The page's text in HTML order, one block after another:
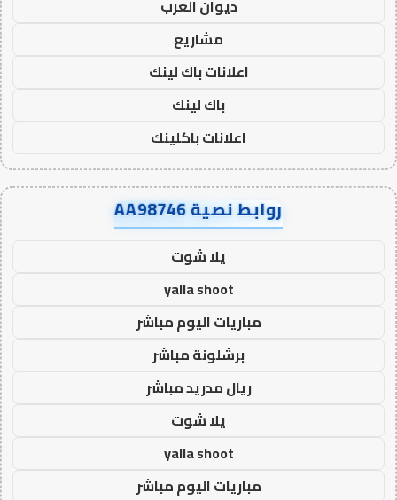
ديوان العرب
مشاريع
اعلانات باك لينك
باك لينك
اعلانات باكلينك
روابط نصية AA98746
يلا شوت
yalla shoot
مباريات اليوم مباشر
برشلونة مباشر
ريال مدريد مباشر
يلا شوت
yalla shoot
مباريات اليوم مباشر